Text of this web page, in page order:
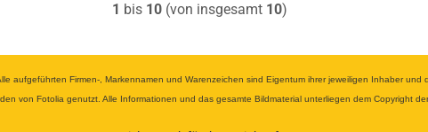
1 bis 10(von insgesamt 10)
aufgeführten Firmen-, Markennamen und Warenzeichen sind Eigentum ihrer jeweiligen Inhaber
von Fotolia genutzt. Alle Informationen und das gesamte Bildmaterial unterliegen dem Copyright